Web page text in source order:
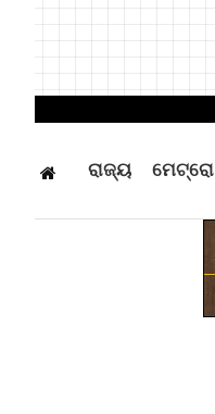
ରାଜ୍ୟ ମେଟ୍ରୋ